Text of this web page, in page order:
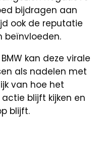
bijdragen aan
ook de reputatie
beïnvloeden.
kan deze virale
als nadelen met
van hoe het
blijft kijken en
blijft.